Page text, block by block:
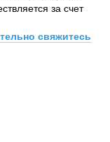
за счет
свяжитесь